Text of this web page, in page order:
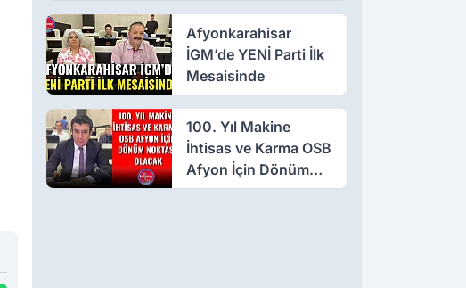
Afyonkarahisar
İGM’de YENİ Parti İlk
Mesaisinde
100. Yıl Makine
İhtisas ve Karma OSB
Afyon İçin Dönüm
Noktası Olacak